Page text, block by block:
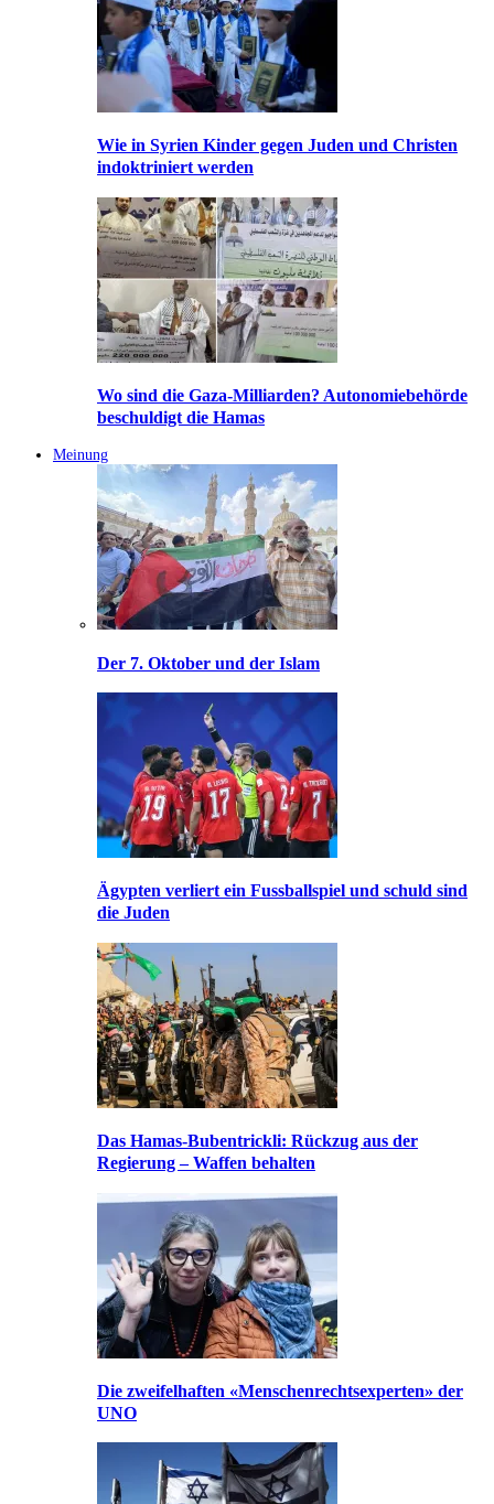
Wie in Syrien Kinder gegen Juden und Christen
indoktriniert werden
Wo sind die Gaza-Milliarden? Autonomiebehörde
beschuldigt die Hamas
Meinung
Der 7. Oktober und der Islam
Ägypten verliert ein Fussballspiel und schuld sind
die Juden
Das Hamas-Bubentrickli: Rückzug aus der
Regierung – Waffen behalten
Die zweifelhaften «Menschenrechtsexperten» der
UNO